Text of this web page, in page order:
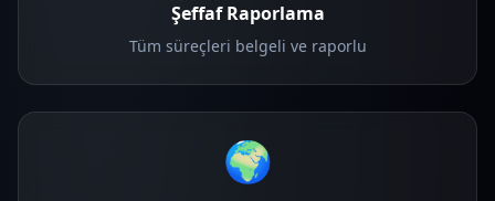
Şeffaf Raporlama
Tüm süreçleri belgeli ve raporlu
🌍